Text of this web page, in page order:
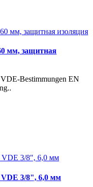
мм, защитная
Bestimmungen EN
VDE 3/8", 6,0 мм